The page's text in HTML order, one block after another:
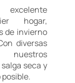
hogar,
de invierno
diversas
nuestros
seca y